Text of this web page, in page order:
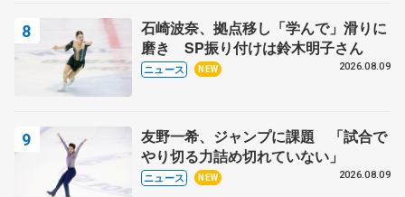
石崎波奈、拠点移し「学んで」滑りに
磨き SP振り付けは鈴木明子さん
ニュース NEW 2026.08.09
友野一希、ジャンプに課題 「試合で
やり切る力詰め切れていない」
ニュース NEW 2026.08.09